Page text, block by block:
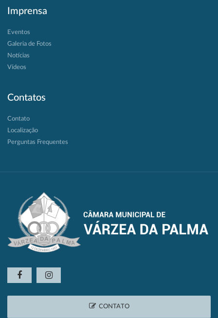
Imprensa
Eventos
Galeria de Fotos
Notícias
Vídeos
Contatos
Contato
Localização
Perguntas Frequentes
CONTATO